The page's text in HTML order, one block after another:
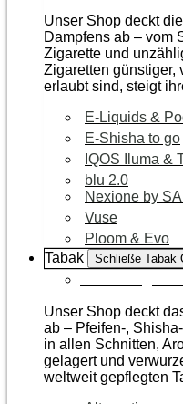
Unser Shop deckt
Dampfens ab – vom
Zigarette und
Zigaretten günstiger,
erlaubt sind, steigt
E-Liquids &
E-Shisha to go
IQOS Iluma &
blu 2.0
Nexione by
Vuse
Ploom & Evo
Tabak
Schließe Tabak
Unser Shop deckt
ab – Pfeifen-,
in allen Schnitten,
gelagert und
weltweit gepflegten